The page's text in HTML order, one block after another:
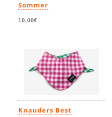
Sommer
10,00€
Knauders Best